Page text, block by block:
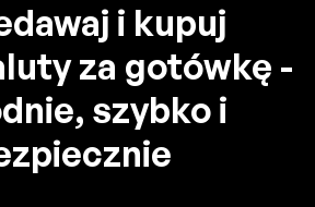
i kupuj
za gotówkę -
szybko i